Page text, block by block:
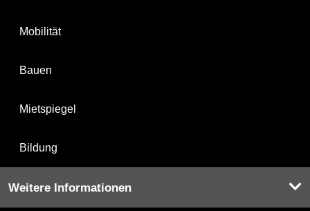
Mobilität
Bauen
Mietspiegel
Bildung
Weitere Informationen